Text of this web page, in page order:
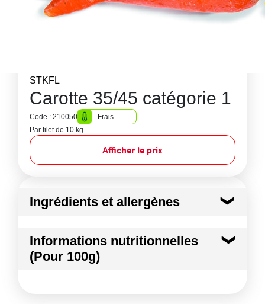
STKFL
Carotte 35/45 catégorie 1
Code : 210050
Frais
Par filet de 10 kg
Afficher le prix
Ingrédients et allergènes
Carotte
Conformément aux informations transmises
Informations nutritionnelles
(Pour 100g)